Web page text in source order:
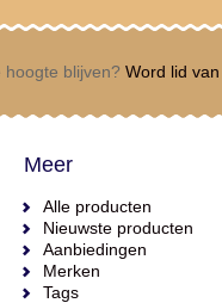
hoogte blijven? Word lid
Meer
Alle producten
Nieuwste producten
Aanbiedingen
Merken
Tags